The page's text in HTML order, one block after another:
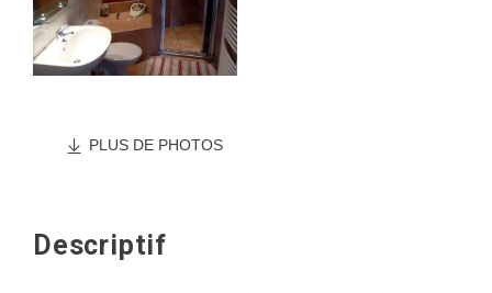
PLUS DE PHOTOS
Descriptif